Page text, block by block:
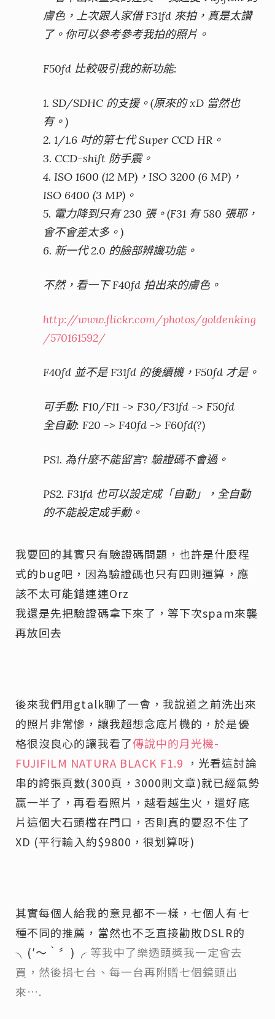
膚色，上次跟人家借 F31fd 來拍，真是太讚
了。你可以參考參考我拍的照片。
F50fd 比較吸引我的新功能:
1. SD/SDHC 的支援。(原來的 xD 當然也
有。)
2. 1/1.6 吋的第七代 Super CCD HR。
3. CCD-shift 防手震。
4. ISO 1600 (12 MP)，ISO 3200 (6 MP)，
ISO 6400 (3 MP)。
5. 電力降到只有 230 張。(F31 有 580 張耶，
會不會差太多。)
6. 新一代 2.0 的臉部辨識功能。
不然，看一下 F40fd 拍出來的膚色。
http://www.flickr.com/photos/goldenking
/570161592/
F40fd 並不是 F31fd 的後續機，F50fd 才是。
可手動: F10/F11 -> F30/F31fd -> F50fd
全自動: F20 -> F40fd -> F60fd(?)
PS1. 為什麼不能留言? 驗證碼不會過。
PS2. F31fd 也可以設定成「自動」，全自動
的不能設定成手動。
我要回的其實只有驗證碼問題，也許是什麼程
式的bug吧，因為驗證碼也只有四則運算，應
該不太可能錯連連Orz
我還是先把驗證碼拿下來了，等下次spam來襲
再放回去
後來我們用gtalk聊了一會，我說道之前洗出來
的照片非常慘，讓我超想念底片機的，於是優
格很沒良心的讓我看了傳說中的月光機-
FUJIFILM NATURA BLACK F1.9 ，光看這討論
串的誇張頁數(300頁，3000則文章)就已經氣勢
贏一半了，再看看照片，越看越生火，還好底
片這個大石頭檔在門口，否則真的要忍不住了
XD (平行輸入約$9800，很划算呀)
其實每個人給我的意見都不一樣，七個人有七
種不同的推薦，當然也不乏直接勸敗DSLR的
╮(′～‵〞)╭ 等我中了樂透頭獎我一定會去
買，然後捐七台、每一台再附贈七個鏡頭出
來….